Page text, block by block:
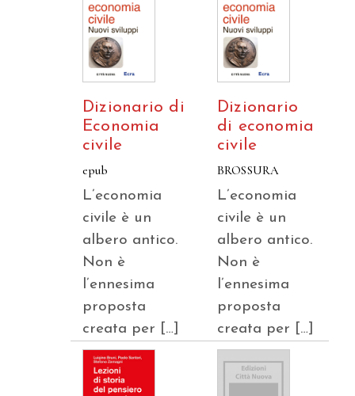
Dizionario di
Economia
civile
epub
L’economia
civile è un
albero antico.
Non è
l’ennesima
proposta
creata per […]
Dizionario
di economia
civile
BROSSURA
L’economia
civile è un
albero antico.
Non è
l’ennesima
proposta
creata per […]